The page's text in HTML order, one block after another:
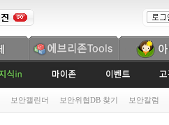
보안캘린더 보안위협DB 찾기 보안칼럼